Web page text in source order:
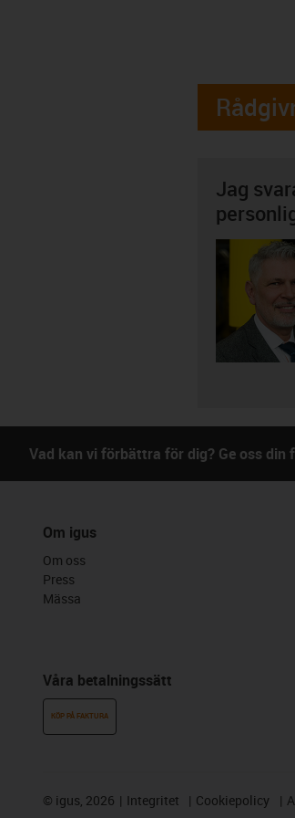
Jag
Vad kan vi förbättra för dig? Ge oss din
Om igus
Om oss
Press
Mässa
Våra betalningssätt
KÖP PÅ FAKTURA
© igus, 2026 Integritet Cookiepolicy